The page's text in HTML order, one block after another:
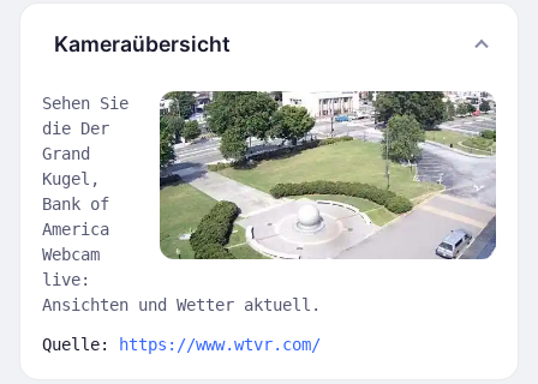
Kameraübersicht
Sehen Sie
die Der
Grand
Kugel,
Bank of
America
Webcam
live:
Ansichten und Wetter aktuell.
Quelle: https://www.wtvr.com/